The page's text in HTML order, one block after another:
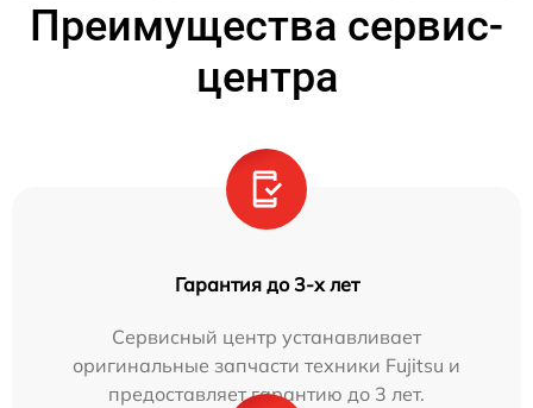
Преимущества сервис-
центра
Гарантия до 3-х лет
Сервисный центр устанавливает
оригинальные запчасти техники Fujitsu и
предоставляет гарантию до 3 лет.